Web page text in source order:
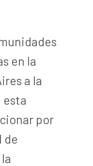
en la
a la
esta
por
de
la